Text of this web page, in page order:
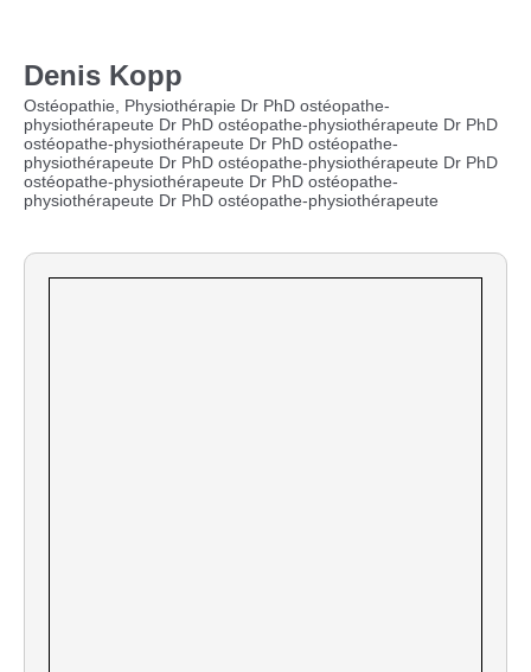
Denis Kopp
Ostéopathie, Physiothérapie Dr PhD ostéopathe-
physiothérapeute Dr PhD ostéopathe-physiothérapeute Dr PhD
ostéopathe-physiothérapeute Dr PhD ostéopathe-
physiothérapeute Dr PhD ostéopathe-physiothérapeute Dr PhD
ostéopathe-physiothérapeute Dr PhD ostéopathe-
physiothérapeute Dr PhD ostéopathe-physiothérapeute